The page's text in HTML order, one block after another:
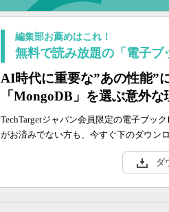
編集部お薦めはこれ！
無料で読み放題の「電子ブ
AI時代に重要な”あの性能”
「MongoDB」を選ぶ意外な
TechTargetジャパン会員限定の電子ブッ
がお済みでない方も、今すぐ下のダウン
ダ